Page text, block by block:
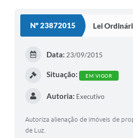
Nº 23872015 Lei
Data: 23/09/2015
Situação: EM VIGOR
Autoria: Executivo
Autoriza alienação de imóveis de
de Luz.